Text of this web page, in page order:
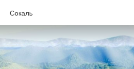
-Прибудинкова будівля
Сокаль